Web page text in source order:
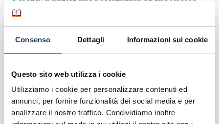
Consenso Dettagli Informazioni sui cookie
Questo sito web utilizza i cookie
Utilizziamo i cookie per personalizzare contenuti ed
annunci, per fornire funzionalità dei social media e per
analizzare il nostro traffico. Condividiamo inoltre
del soggetto nei vari contesti.
Requisiti di ammissione
Tra i requisiti di ammissione troviamo iltitolo di
studio triennale in Scienze e tecniche
psicologiche
classe Scienze e Tecniche Psicologiche Classe 34
ex Legge 509, e classe L-24 ex legge 270, inoltre
nella laurea quinquennale in Psicologia conseguita